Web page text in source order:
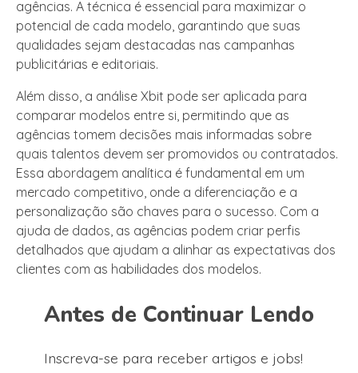
agências. A técnica é essencial para maximizar o
potencial de cada modelo, garantindo que suas
qualidades sejam destacadas nas campanhas
publicitárias e editoriais.
Além disso, a análise Xbit pode ser aplicada para
comparar modelos entre si, permitindo que as
agências tomem decisões mais informadas sobre
quais talentos devem ser promovidos ou contratados.
Essa abordagem analítica é fundamental em um
mercado competitivo, onde a diferenciação e a
personalização são chaves para o sucesso. Com a
ajuda de dados, as agências podem criar perfis
detalhados que ajudam a alinhar as expectativas dos
clientes com as habilidades dos modelos.
Antes de Continuar Lendo
Inscreva-se para receber artigos e jobs!